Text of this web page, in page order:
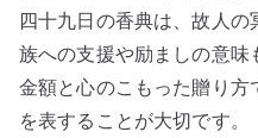
四十九日の香典は、故人
族への支援や励ましの意
金額と心のこもった贈り
を表することが大切です。